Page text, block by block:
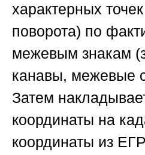
характерных
поворота) по
межевым знакам
канавы, межевые
Затем
координаты на
координаты из